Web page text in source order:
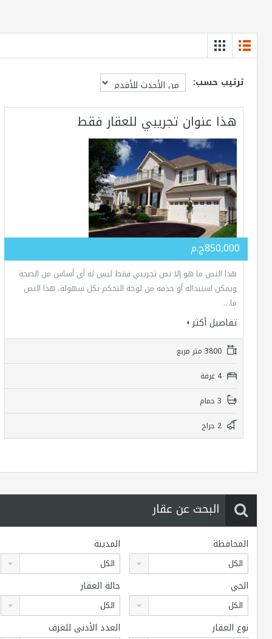
ترتيب حسب:
هذا عنوان تجريبي للعقار فقط
850,000ج.م
هذا النص ما هو إلا نص تجريبي فقط ليس له أي أساس من الصحة
ويمكن استبداله أو حذفه من لوحة التحكم بكل سهولة، هذا النص
ما…
تفاصيل أكثر
3800 متر مربع
4 غرفة
3 حمام
2 جراج
البحث عن عقار
المحافظة
الكل
المدينة
الكل
الحي
الكل
حالة العقار
الكل
نوع العقار العدد الأدنى للغرف